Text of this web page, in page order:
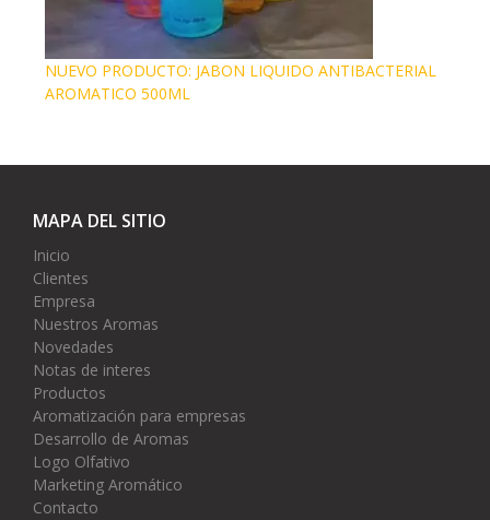
NUEVO PRODUCTO: JABON LIQUIDO ANTIBACTERIAL
AROMATICO 500ML
MAPA DEL SITIO
Inicio
Clientes
Empresa
Nuestros Aromas
Novedades
Notas de interes
Productos
Aromatización para empresas
Desarrollo de Aromas
Logo Olfativo
Marketing Aromático
Contacto